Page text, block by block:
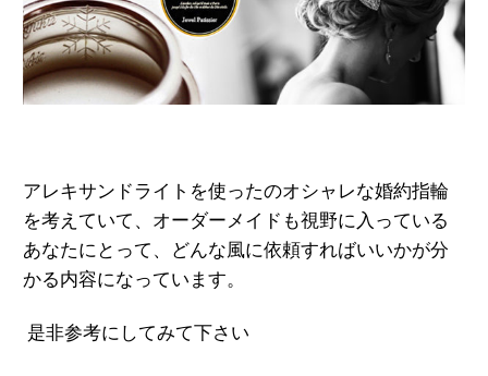
アレキサンドライトを使ったのオシャレな婚約指輪
を考えていて、オーダーメイドも視野に入っている
あなたにとって、どんな風に依頼すればいいかが分
かる内容になっています。
是非参考にしてみて下さい